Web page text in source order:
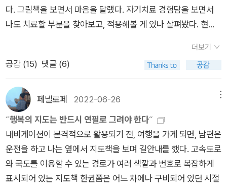
싶기도 합니다. 면담할 사람도 알음알음으로 선택하는 것도 적절
치 않아 보였습니다. 결국 작가가 이야기하는 행복의 지도라는 제
목이 적절한가 하는 근본적인 문제에 도달하는 것 같습니다.이 책
을 읽으면서 유일하게 기억할만한 대목은 “낯선 땅을 떠돌 때, 별
되는 것은 없다.(171쪽)”였습니다.
다. 그림책을 보면서 마음을 달랬다. 자기치료 경험담을 보면서
나도 치료할 부분을 찾아보고, 적용해볼 게 있나 살펴봤다. 현실
권, 소설 5권, 심리 4권, 투자 1권, 에세이 1권.◆그림에세이 비상
시를 대비해서 남겨뒀던 <요코씨의 말>을 꺼내먹었다. 작가 사
노 요코의 일러스트가 아니라서 아쉬웠는데 보다보니 느낌이 비
슷한 듯도 싶고 작가 일러스트가 많아서 좋았다. 사노 요코가 직
접 그렸다면 본인에 해당하는 일러스트를 이렇게 많이는 못 봤을
것 같아 장점. NHK 방송국에서 TV로도 방영되고 인기도 많았다
고 하니 역시 사람 마음은 어디서나 비슷하다. 아마 대부분 봤던
글일 텐데 대부분 처음 본 느낌. 읽고 난 책이 백지에 가깝게 잊혀
더보기
공감 (15) 댓글 (6)
페넬로페 2022-06-26
˝행복의 지도는 반드시 연필로 그려야 한다˝
내비게이션이 본격적으로 활용되기 전, 여행을 가게 되면, 남편은
운전을 하고 나는 옆에서 지도책을 보며 길안내를 했다. 고속도로
와 국도를 이용할 수 있는 경로가 여러 색깔과 번호로 복잡하게
표시되어 있는 지도책 한권쯤은 어느 차에나 구비되어 있던 시절